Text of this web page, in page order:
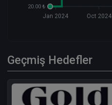
20.00 ₺
Jan 2024 Oct 2024
Geçmiş Hedefler